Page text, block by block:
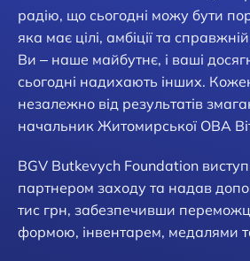
радію, що сьогодні можу бути
яка має цілі, амбіції та
Ви – наше майбутнє, і ваші
сьогодні надихають інших.
незалежно від результатів
начальник Житомирської ОВА
BGV Butkevych Foundation
партнером заходу та надав
тис грн, забезпечивши
формою, інвентарем, медалями